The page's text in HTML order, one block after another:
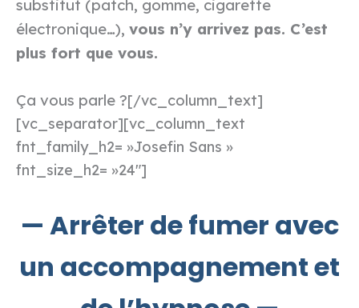
substitut (patch, gomme, cigarette
électronique…), vous n’y arrivez pas. C’est
plus fort que vous.
Ça vous parle ?[/vc_column_text]
[vc_separator][vc_column_text
fnt_family_h2= »Josefin Sans »
fnt_size_h2= »24″]
— Arrêter de fumer avec
un accompagnement et